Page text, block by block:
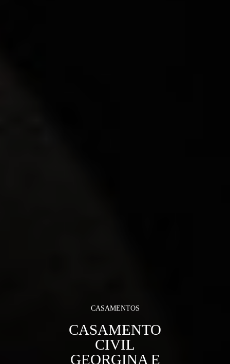
CASAMENTOS
CASAMENTO
CIVIL
GEORGINA E